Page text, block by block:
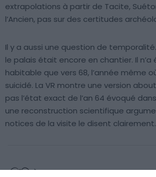
extrapolations à partir de Tacite,
l’Ancien, pas sur des certitudes
Il y a aussi une question de
le palais était encore en chantier. Il
habitable que vers 68, l’année même
suicidé. La VR montre une version
pas l’état exact de l’an 64 évoqué
une reconstruction scientifique
notices de la visite le disent clairement.